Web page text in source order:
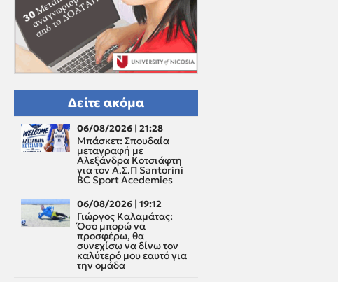
Δείτε ακόμα
06/08/2026 | 21:28
Μπάσκετ: Σπουδαία
μεταγραφή με
Αλεξάνδρα Κοτσιάφτη
για τον A.Σ.Π Santorini
BC Sport Acedemies
06/08/2026 | 19:12
Γιώργος Καλαμάτας:
Όσο μπορώ να
προσφέρω, θα
συνεχίσω να δίνω τον
καλύτερό μου εαυτό για
την ομάδα